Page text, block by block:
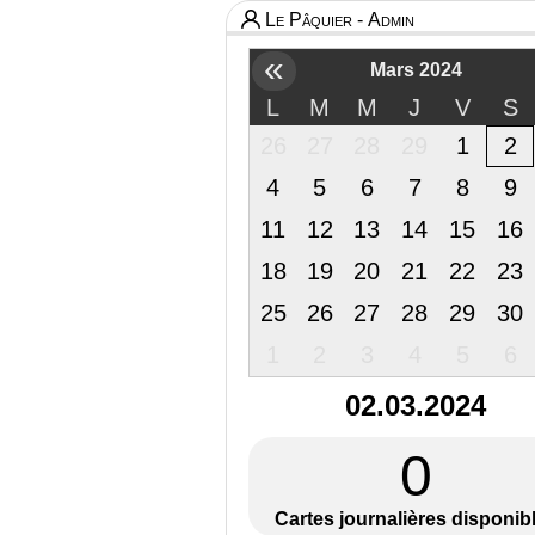
Le Pâquier - Admin
« Mars 2024
L M M J V
S
1
2
4
5 6 7 8
9
11
12 13 14 15
16
18
19 20 21 22
23
25
26 27 28 29
30
02.03.2024
0
Cartes journalières